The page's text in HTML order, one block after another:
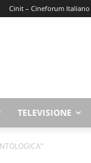
Cinit – Cineforum Italiano
TELEVISIONE